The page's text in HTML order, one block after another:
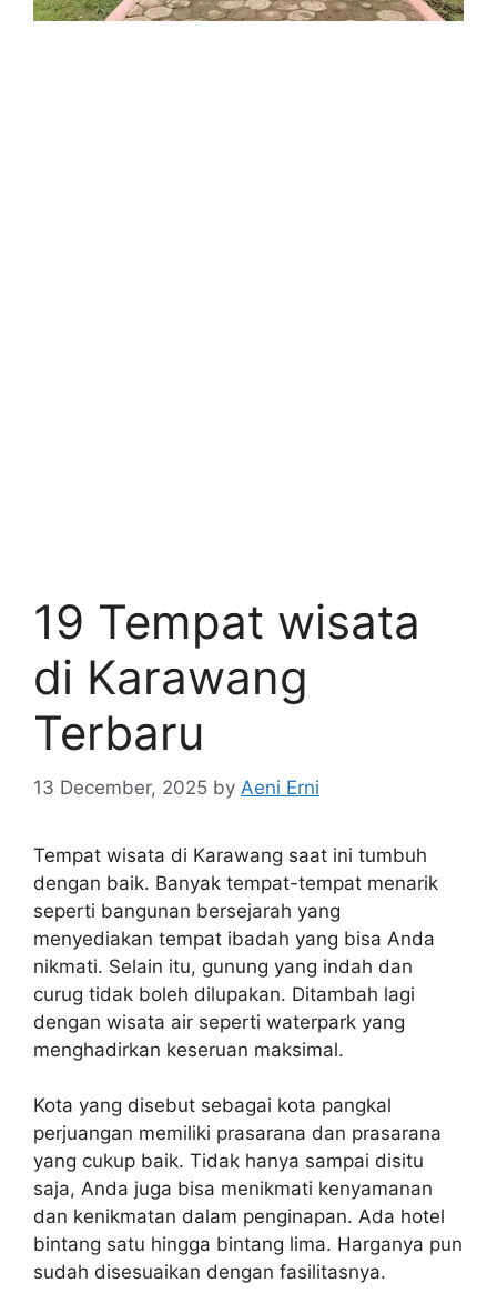
19 Tempat wisata
di Karawang
Terbaru
13 December, 2025 by Aeni Erni
Tempat wisata di Karawang saat ini tumbuh
dengan baik. Banyak tempat-tempat menarik
seperti bangunan bersejarah yang
menyediakan tempat ibadah yang bisa Anda
nikmati. Selain itu, gunung yang indah dan
curug tidak boleh dilupakan. Ditambah lagi
dengan wisata air seperti waterpark yang
menghadirkan keseruan maksimal.
Kota yang disebut sebagai kota pangkal
perjuangan memiliki prasarana dan prasarana
yang cukup baik. Tidak hanya sampai disitu
saja, Anda juga bisa menikmati kenyamanan
dan kenikmatan dalam penginapan. Ada hotel
bintang satu hingga bintang lima. Harganya pun
sudah disesuaikan dengan fasilitasnya.